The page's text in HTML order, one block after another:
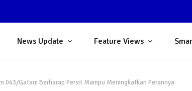
News Update Feature Views
043/Gatam Berharap Persit Mampu Meningkatkan Perannya